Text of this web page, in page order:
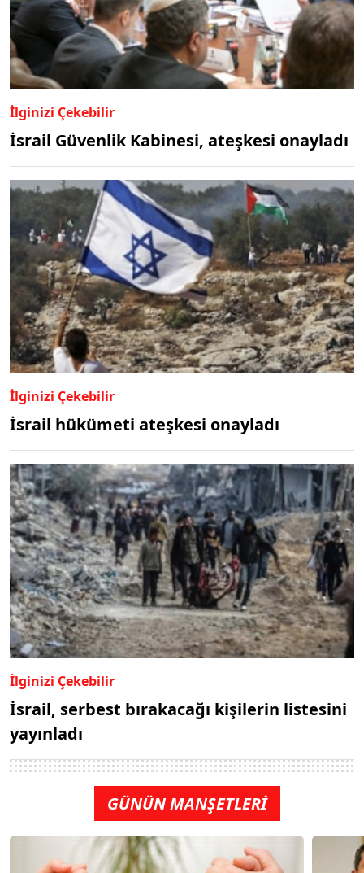
İlginizi Çekebilir
İsrail Güvenlik Kabinesi, ateşkesi onayladı
İlginizi Çekebilir
İsrail hükümeti ateşkesi onayladı
İlginizi Çekebilir
İsrail, serbest bırakacağı kişilerin listesini
yayınladı
GÜNÜN MANŞETLERİ